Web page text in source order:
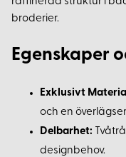
broderier.
Egenskaper
Exklusivt
och en
Delbarhet:
designbehov.